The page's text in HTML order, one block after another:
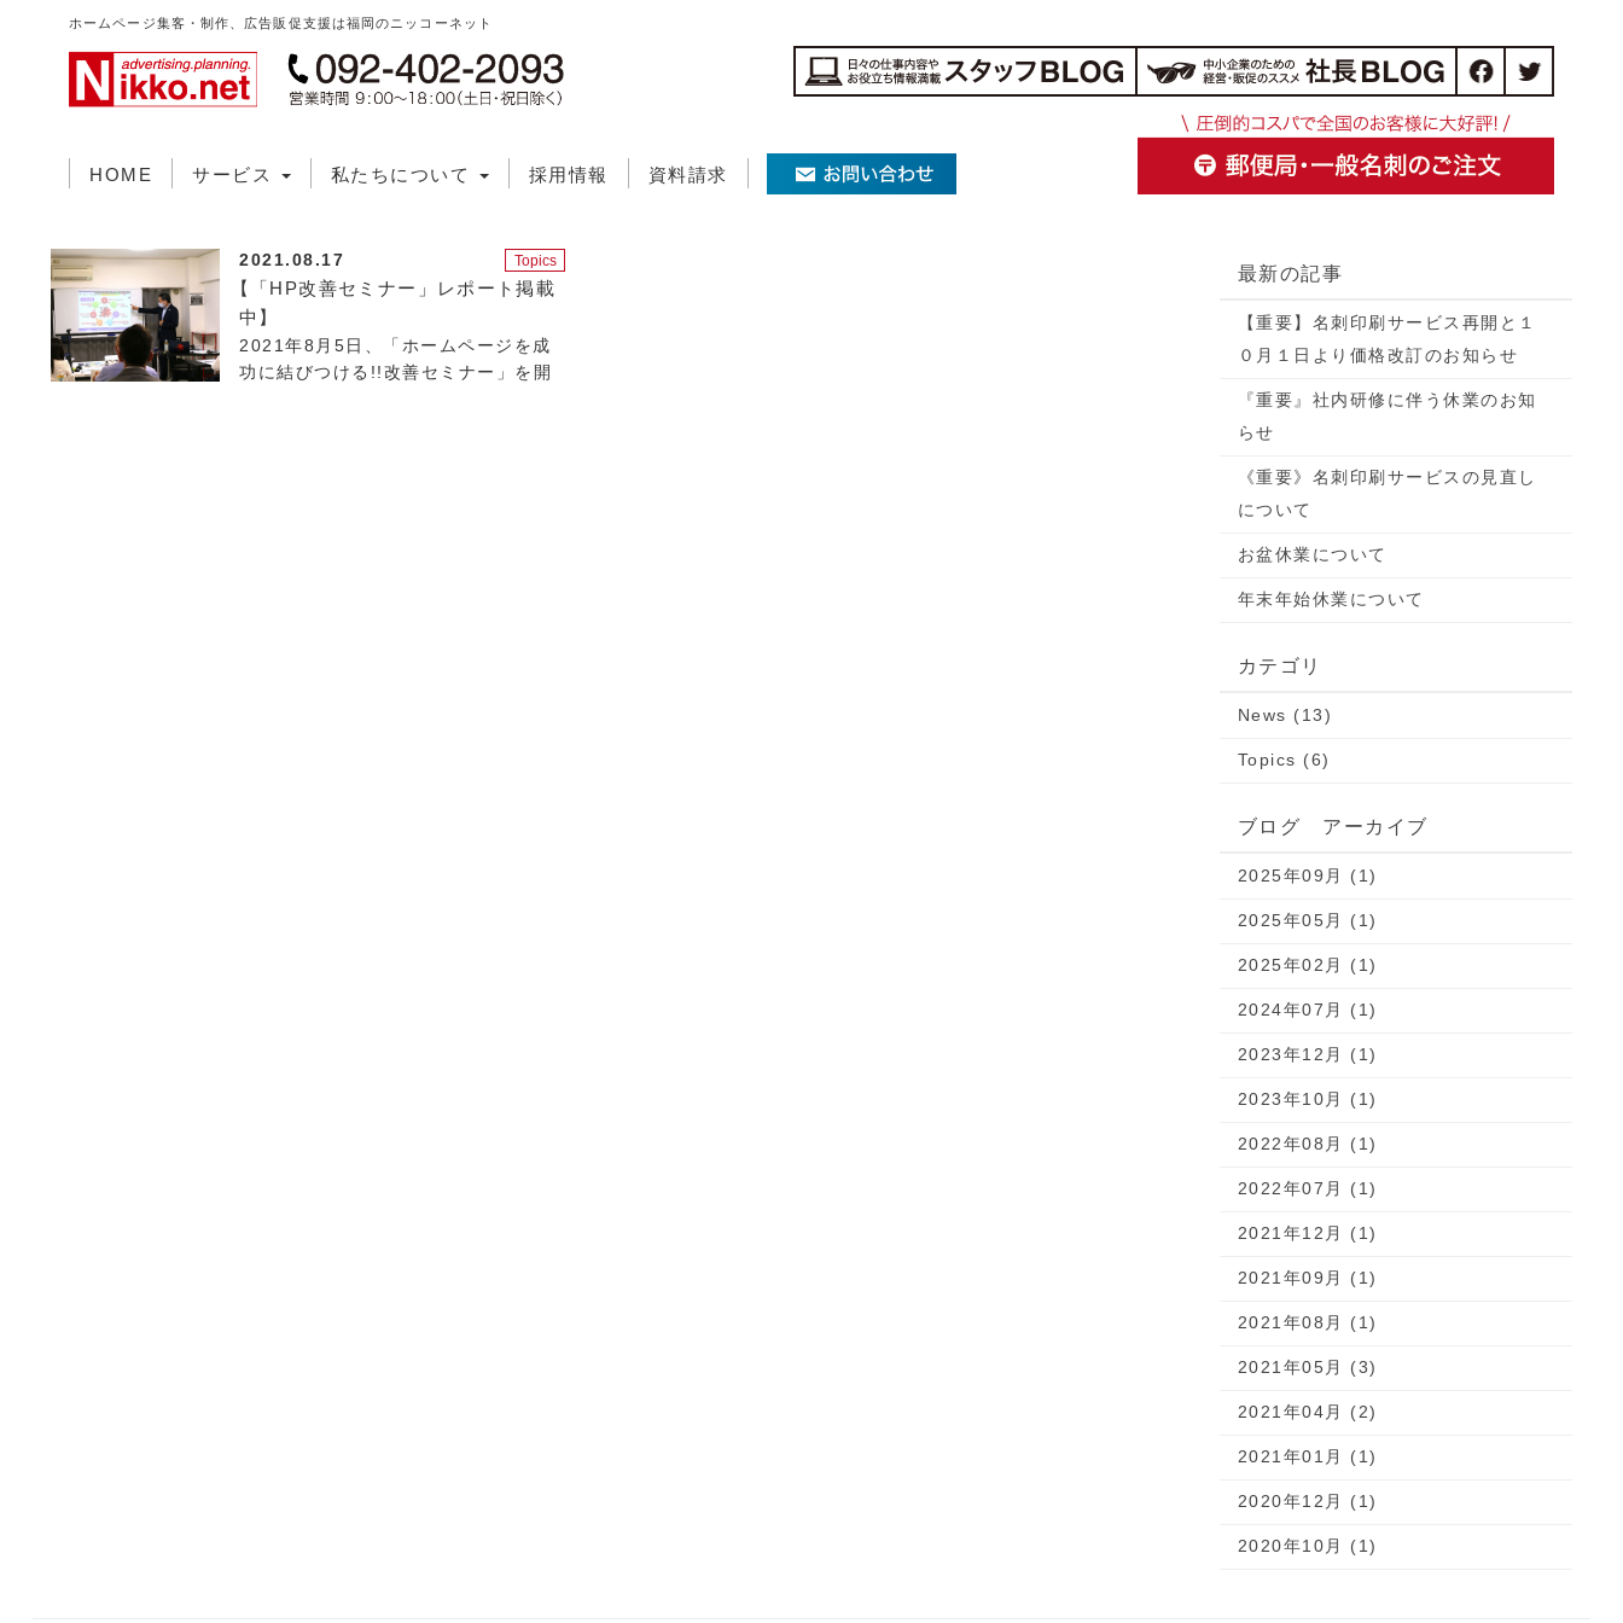
ホームページ集客・制作、広告販促支援は福岡のニッコーネット
HOME サービス 私たちについて 採用情報 資料請求
Topics
2021.08.17
【「HP改善セミナー」レポート掲載
中】
2021年8月5日、「ホームページを成
功に結びつける!!改善セミナー」を開
最新の記事
【重要】名刺印刷サービス再開と１
０月１日より価格改訂のお知らせ
『重要』社内研修に伴う休業のお知
らせ
《重要》名刺印刷サービスの見直し
について
お盆休業について
年末年始休業について
カテゴリ
News (13)
Topics (6)
ブログ アーカイブ
2025年09月 (1)
2025年05月 (1)
2025年02月 (1)
2024年07月 (1)
2023年12月 (1)
2023年10月 (1)
2022年08月 (1)
2022年07月 (1)
2021年12月 (1)
2021年09月 (1)
2021年08月 (1)
2021年05月 (3)
2021年04月 (2)
2021年01月 (1)
2020年12月 (1)
2020年10月 (1)